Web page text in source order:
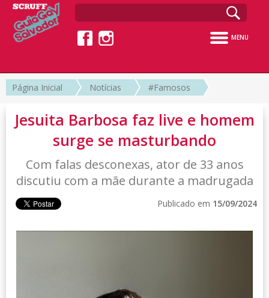
MENU
Página Inicial Notícias #Famosos
Jesuita Barbosa faz live e homem
surge se masturbando
Com falas desconexas, ator de 33 anos
discutiu com a mãe durante a madrugada
Publicado em 15/09/2024